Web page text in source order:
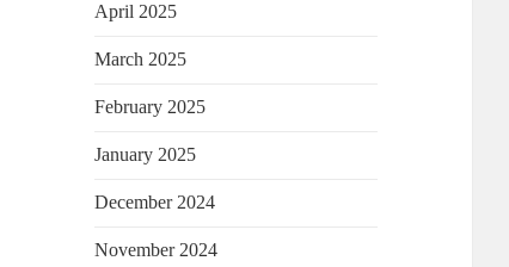
April 2025
March 2025
February 2025
January 2025
December 2024
November 2024